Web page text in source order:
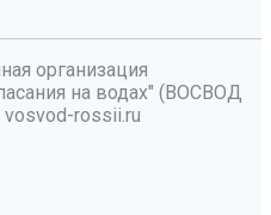
организация
на водах" (ВОСВОД
rossii.ru